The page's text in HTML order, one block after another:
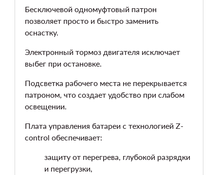
Бесключевой одномуфтовый патрон
позволяет просто и быстро заменить
оснастку.
Электронный тормоз двигателя исключает
выбег при остановке.
Подсветка рабочего места не перекрывается
патроном, что создает удобство при слабом
освещении.
Плата управления батареи с технологией Z-
control обеспечивает:
защиту от перегрева, глубокой разрядки
и перегрузки,